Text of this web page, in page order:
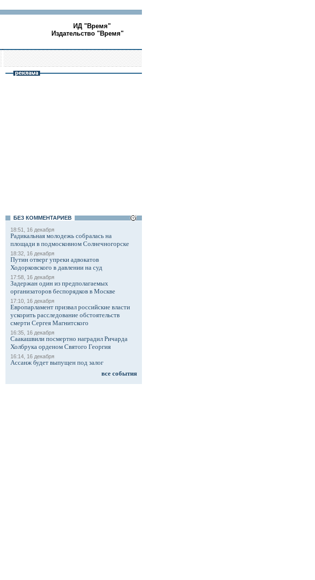
ИД "Время"
Издательство "Время"
БЕЗ КОМMЕНТАРИЕВ
18:51, 16 декабря
Радикальная молодежь собралась на
площади в подмосковном Солнечногорске
18:32, 16 декабря
Путин отверг упреки адвокатов
Ходорковского в давлении на суд
17:58, 16 декабря
Задержан один из предполагаемых
организаторов беспорядков в Москве
17:10, 16 декабря
Европарламент призвал российские власти
ускорить расследование обстоятельств
смерти Сергея Магнитского
16:35, 16 декабря
Саакашвили посмертно наградил Ричарда
Холбрука орденом Святого Георгия
16:14, 16 декабря
Ассанж будет выпущен под залог
все события